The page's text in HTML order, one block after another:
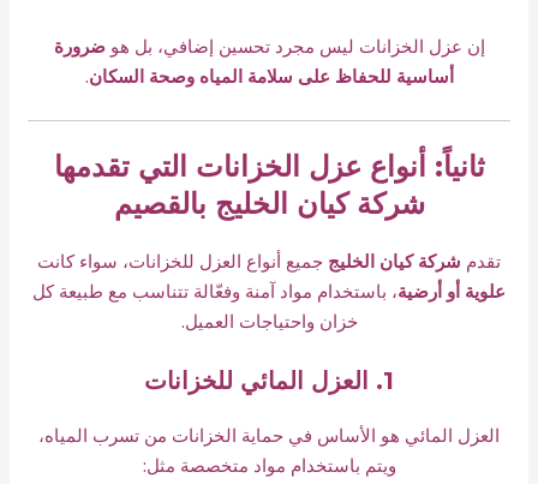
إن عزل الخزانات ليس مجرد تحسين إضافي، بل هوضرورة
أساسية للحفاظ على سلامة المياه وصحة السكان.
ثانياً: أنواع عزل الخزانات التي تقدمها
شركة كيان الخليج بالقصيم
تقدم شركة كيان الخليج جميع أنواع العزل للخزانات، سواء كانت
علوية أو أرضية، باستخدام مواد آمنة وفعّالة تتناسب مع طبيعة كل
خزان واحتياجات العميل.
1. العزل المائي للخزانات
العزل المائي هو الأساس في حماية الخزانات من تسرب المياه،
ويتم باستخدام مواد متخصصة مثل: